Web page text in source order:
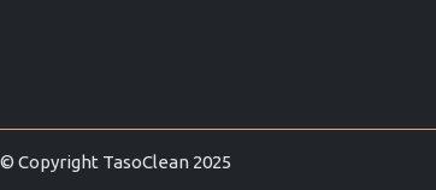
© Copyright TasoClean 2025